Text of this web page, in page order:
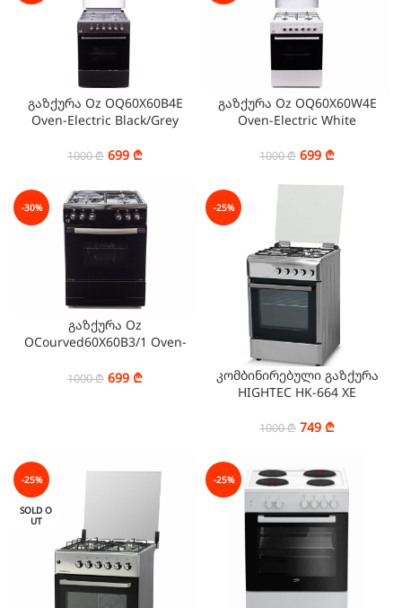
გაზქურა Oz OQ60X60B4E
Oven-Electric Black/Grey
1000₾ 699 ₾
გაზქურა Oz OQ60X60W4E
Oven-Electric White
1000₾ 699 ₾
-30%
გაზქურა Oz
OCourved60X60B3/1 Oven-
1000₾ 699 ₾
-25%
კომბინირებული გაზქურა
HIGHTEC HK-664 XE
1000₾ 749 ₾
-25%
SOLD O
UT
-25%